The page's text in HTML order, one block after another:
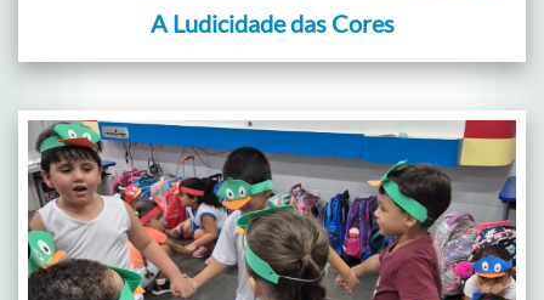
A Ludicidade das Cores